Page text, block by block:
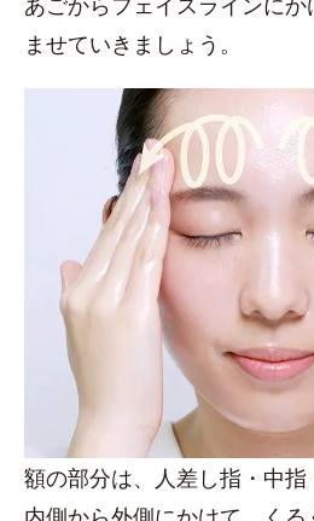
ませていきましょう。
額の部分は、人差し指・中